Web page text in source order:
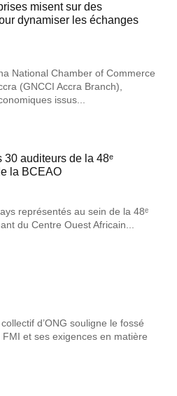
misent sur des
dynamiser les échanges
National Chamber of Commerce
(GNCCI Accra Branch),
issus...
30 auditeurs de la 48ᵉ
la BCEAO
représentés au sein de la 48ᵉ
du Centre Ouest Africain...
d’ONG souligne le fossé
et ses exigences en matière